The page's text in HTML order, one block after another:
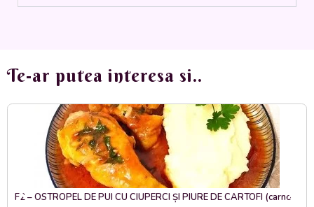
Te-ar putea interesa si..
F2 – OSTROPEL DE PUI CU CIUPERCI ȘI PIURE DE CARTOFI (carne